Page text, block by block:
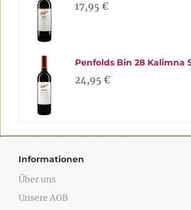
17,95 €
Penfolds Bin 28 Kalimna
24,95 €
Informationen
Über uns
Unsere AGB